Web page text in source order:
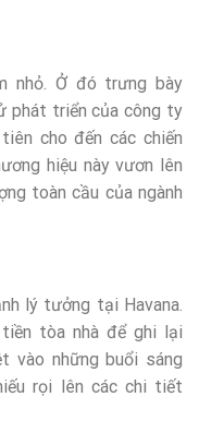
nhỏ. Ở đó trưng bày
phát triển của công ty
cho đến các chiến
hiệu này vươn lên
toàn cầu của ngành
lý tưởng tại Havana.
tòa nhà để ghi lại
vào những buổi sáng
rọi lên các chi tiết